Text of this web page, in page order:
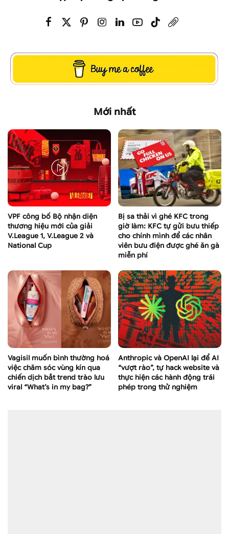
Mới nhất
VPF công bố Bộ nhận diện
thương hiệu mới của giải
V.League 1, V.League 2 và
National Cup
Bị sa thải vì ghé KFC trong
giờ làm: KFC tự gửi bưu thiếp
cho chính mình để các nhân
viên bưu điện được ghé ăn gà
miễn phí
Vagisil muốn bình thường hoá
việc chăm sóc vùng kín qua
chiến dịch bắt trend trào lưu
viral “What’s in my bag?”
Anthropic và OpenAI lại để AI
“vượt rào”, tự hack website và
thực hiện các hành động trái
phép trong thử nghiệm